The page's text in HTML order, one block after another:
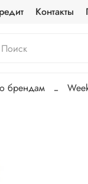
Контакты
брендам